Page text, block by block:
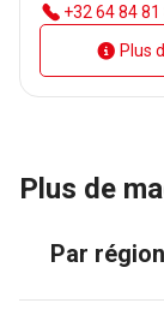
+32 64 84 81
Plus
Plus de
Par région